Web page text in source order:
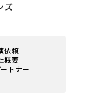
ズ
依頼
概要
トナー